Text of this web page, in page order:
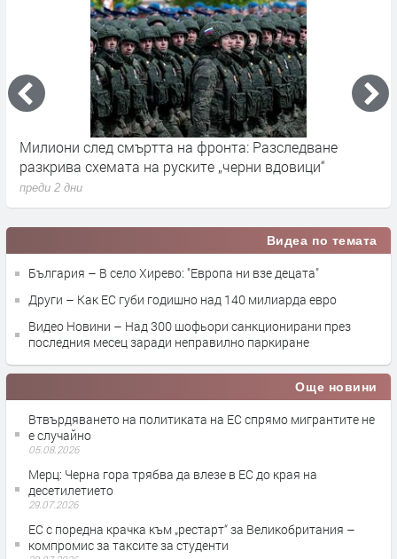
смъртта на фронта: Разследване
на руските „черни вдовици“
Германските
влияние върху
Видеа по темата
България – В село Хирево: "Европа ни взе децата"
Други – Как ЕС губи годишно над 140 милиарда евро
Видео Новини – Над 300 шофьори санкционирани през
последния месец заради неправилно паркиране
Още новини
Втвърдяването на политиката на ЕС спрямо мигрантите не
е случайно
05.08.2026
Мерц: Черна гора трябва да влезе в ЕС до края на
десетилетието
29.07.2026
ЕС с поредна крачка към „рестарт“ за Великобритания –
компромис за таксите за студенти